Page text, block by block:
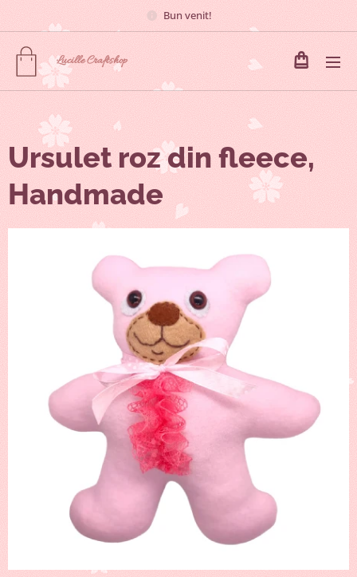
Bun venit!
LucilleCraftshop
Ursulet roz din fleece,
Handmade